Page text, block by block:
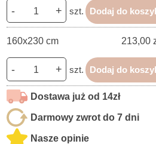
- + szt. Dodaj do
160x230 cm 213,00
- + szt. Dodaj do
Dostawa już od 14zł
Darmowy zwrot do 7 dni
Nasze opinie